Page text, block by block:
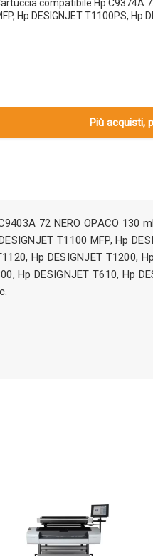
compatibile Hp C9374A
Hp DESIGNJET T1100PS, Hp
Più acquisti,
72 NERO OPACO 130
T1100 MFP, Hp
Hp DESIGNJET T1200,
Hp DESIGNJET T610, Hp